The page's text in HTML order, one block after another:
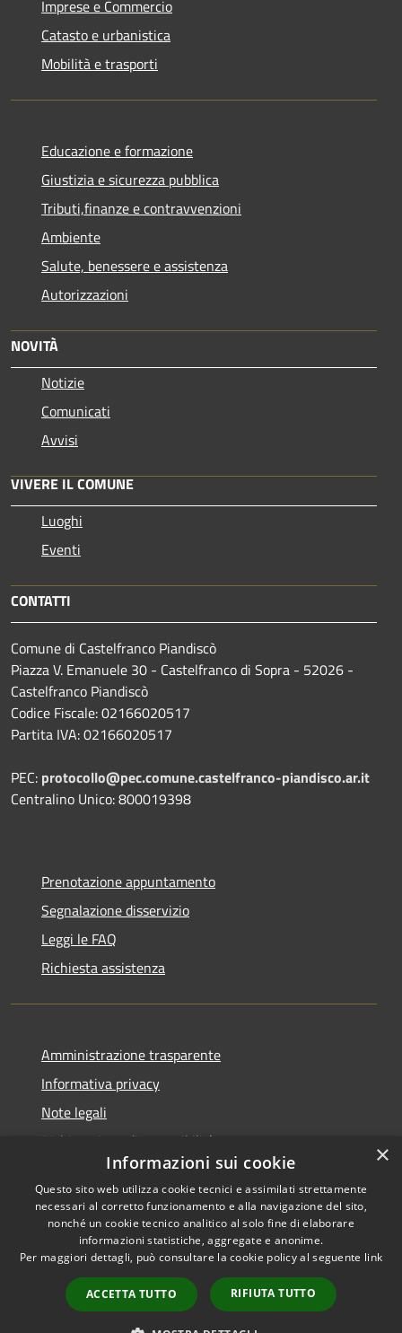
Imprese e Commercio
Catasto e urbanistica
Mobilità e trasporti
Educazione e formazione
Giustizia e sicurezza pubblica
Tributi,finanze e contravvenzioni
Ambiente
Salute, benessere e assistenza
Autorizzazioni
NOVITÀ
Notizie
Comunicati
Avvisi
VIVERE IL COMUNE
Luoghi
Eventi
CONTATTI
Comune di Castelfranco Piandiscò
Piazza V. Emanuele 30 - Castelfranco di Sopra - 52026 -
Castelfranco Piandiscò
Codice Fiscale: 02166020517
Partita IVA: 02166020517
PEC: protocollo@pec.comune.castelfranco-piandisco.ar.it
Centralino Unico: 800019398
Prenotazione appuntamento
Segnalazione disservizio
Leggi le FAQ
Richiesta assistenza
Amministrazione trasparente
Informativa privacy
Note legali
Dichiarazione di accessibilità
Accessibilità
Mappa del sito
Copyright © 2025 •
Comune di Castelfranco
Piandiscò • Powered by
Municipium•
Accesso
redazione
×
Informazioni sui cookie
Questo sito web utilizza cookie tecnici e assimilati strettamente
necessari al corretto funzionamento e alla navigazione del sito,
nonché un cookie tecnico analitico al solo fine di elaborare
informazioni statistiche, aggregate e anonime.
Per maggiori dettagli, può consultare la cookie policy al seguente link
ACCETTA TUTTO RIFIUTA TUTTO